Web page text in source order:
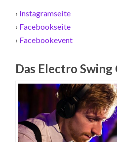
› Instagramseite
› Facebookseite
› Facebookevent
Das Electro